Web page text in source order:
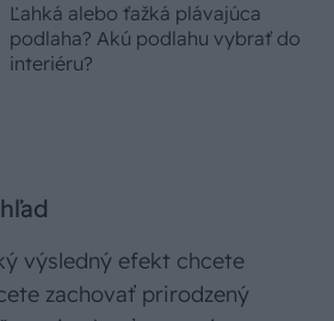
Ľahká alebo ťažká plávajúca
podlaha? Akú podlahu vybrať do
interiéru?
výsledný efekt chcete
zachovať prirodzený